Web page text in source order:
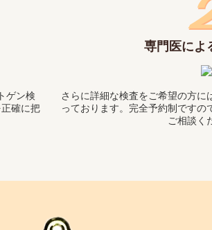
ゲン検
確に把
専門医によ
さらに詳細な検査をご希望の方に
っております。完全予約制ですの
ご相談く